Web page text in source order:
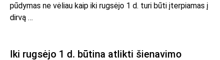
pūdymas ne vėliau kaip iki rugsėjo 1 d. turi būti įterpiamas į
dirvą …
Iki rugsėjo 1 d. būtina atlikti šienavimo